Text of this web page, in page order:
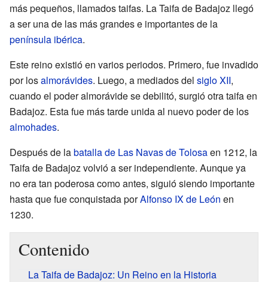
más pequeños, llamados taifas. La Taifa de Badajoz llegó
a ser una de las más grandes e importantes de la
península ibérica.
Este reino existió en varios periodos. Primero, fue invadido
por losalmorávides. Luego, a mediados del siglo XII,
cuando el poder almorávide se debilitó, surgió otra taifa en
Badajoz. Esta fue más tarde unida al nuevo poder de los
almohades.
Después de labatalla de Las Navas de Tolosaen 1212, la
Taifa de Badajoz volvió a ser independiente. Aunque ya
no era tan poderosa como antes, siguió siendo importante
hasta que fue conquistada porAlfonso IX de León en
1230.
Contenido
La Taifa de Badajoz: Un Reino en la Historia